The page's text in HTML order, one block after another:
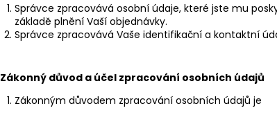
Správce zpracovává osobní údaje, které jste mu
základě plnění Vaší objednávky.
Správce zpracovává Vaše identifikační a kontaktní
Zákonný důvod a účel zpracování osobních údajů
Zákonným důvodem zpracování osobních údajů je